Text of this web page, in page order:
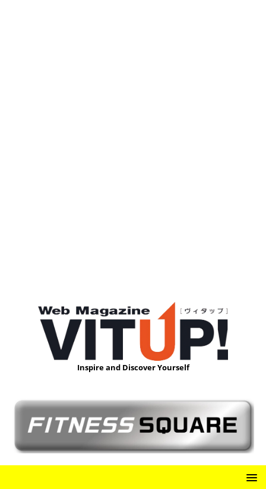
Inspire and Discover Yourself